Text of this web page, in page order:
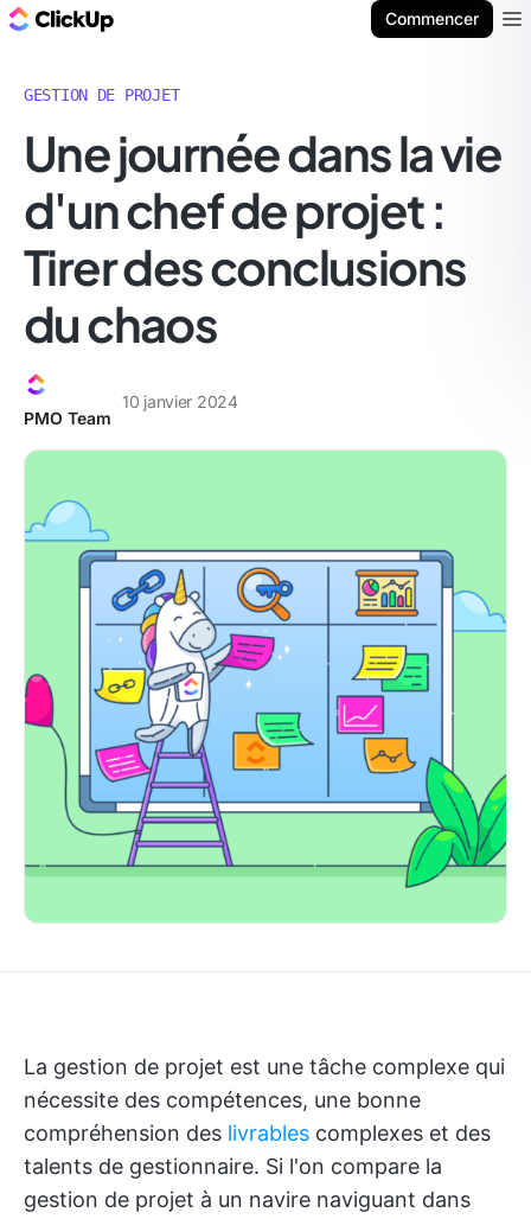
Commencer
GESTION DE PROJET
Une journée dans la vie
d'un chef de projet :
Tirer des conclusions
du chaos
PMO Team
10 janvier 2024
La gestion de projet est une tâche complexe qui
nécessite des compétences, une bonne
compréhension des livrables complexes et des
talents de gestionnaire. Si l'on compare la
gestion de projet à un navire naviguant dans